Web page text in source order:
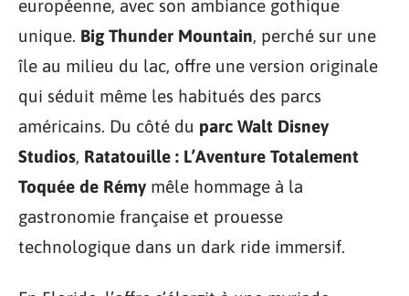
européenne, avec son ambiance gothique
unique. Big Thunder Mountain, perché sur une
île au milieu du lac, offre une version originale
qui séduit même les habitués des parcs
américains. Du côté du parc Walt Disney
Studios, Ratatouille : L’Aventure Totalement
Toquée de Rémy mêle hommage à la
gastronomie française et prouesse
technologique dans un dark ride immersif.